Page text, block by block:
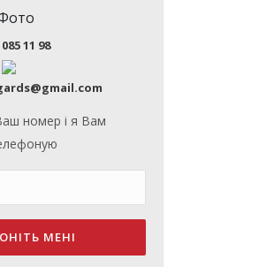
11 98
номер і я Вам
МЕНІ